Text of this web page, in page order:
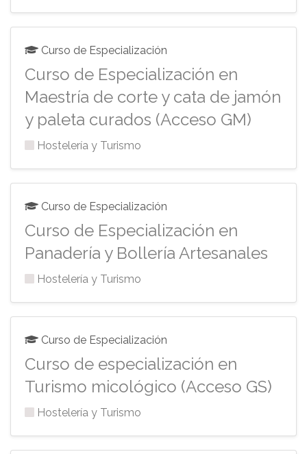
Curso de Especialización
Curso de Especialización en
Maestría de corte y cata de jamón
y paleta curados (Acceso GM)
Hostelería y Turismo
Curso de Especialización
Curso de Especialización en
Panadería y Bollería Artesanales
Hostelería y Turismo
Curso de Especialización
Curso de especialización en
Turismo micológico (Acceso GS)
Hostelería y Turismo